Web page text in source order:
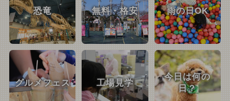
恐竜 無料・格安 雨の日OK
グルメフェス 工場見学
今日は何の
日？